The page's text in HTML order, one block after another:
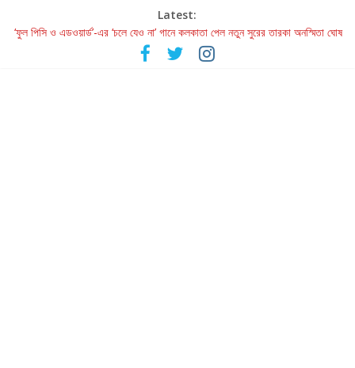
Latest:
Retribution: A Thought-Provoking Short Film That Challenges
Our Understanding of Justice
‘ফুল পিসি ও এডওয়ার্ড’-এর ‘চলে যেও না’ গানে কলকাতা পেল নতুন সুরের তারকা অনস্মিতা ঘোষ